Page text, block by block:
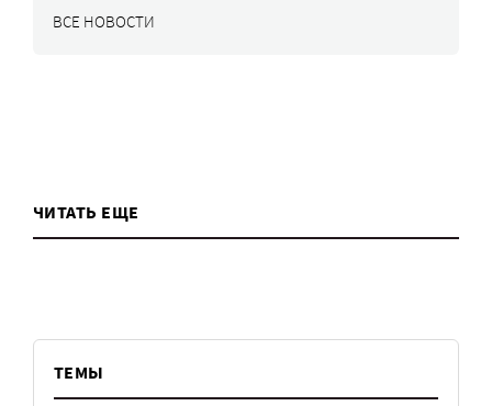
ВСЕ НОВОСТИ
ЧИТАТЬ ЕЩЕ
ТЕМЫ